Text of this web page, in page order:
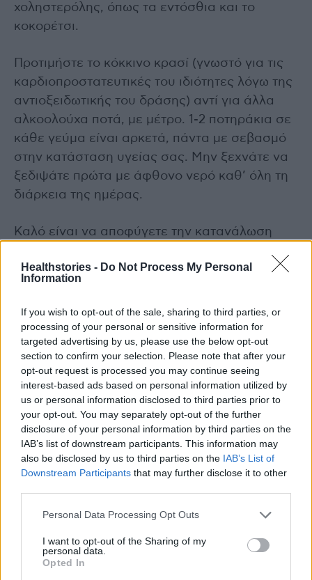
Healthstories - Do Not Process My Personal
Information
If you wish to opt-out of the sale, sharing to third parties, or
processing of your personal or sensitive information for
targeted advertising by us, please use the below opt-out
section to confirm your selection. Please note that after your
opt-out request is processed you may continue seeing
interest-based ads based on personal information utilized by
us or personal information disclosed to third parties prior to
your opt-out. You may separately opt-out of the further
disclosure of your personal information by third parties on the
IAB’s list of downstream participants. This information may
also be disclosed by us to third parties on the IAB’s List of
Downstream Participants that may further disclose it to other
Personal Data Processing Opt Outs
I want to opt-out of the Sharing of my
personal data.
Opted In
χοληστερόλης, όπως τα εντόσθια και το
κοκορέτσι.
Προτιμήστε το κόκκινο κρασί (γνωστό για τις
καρδιοπροστατευτικές του ιδιότητες λόγω της
αντιοξειδωτικής του δράσης) αντί για άλλα
αλκοολούχα ποτά, με μέτρο. 1-2 ποτηράκια σε
κάθε γεύμα είναι αρκετά, πάντα με σεβασμό
στην κατάσταση υγείας σας. Μην ξεχνάτε να
ξεδιψάτε πρώτα με άφθονο νερό καθ’ όλη τη
διάρκεια της ημέρας.
Καλό είναι να αποφύγετε την κατανάλωση
φρούτο ή συνδυασμό φρούτου με γιαούρτι. Αν
παρέλθουν 2-3 ώρες μετά το φαγητό, και
απολαύστε μια μικρή ποσότητα το απόγευμα.
Από την Τρίτη ημέρα του Πάσχα και έπειτα,
επιλέξτε ζυμαρικά, λαδερά, όσπρια, ψάρια και
θαλασσινά, που προσφέρουν πολύτιμα
θρεπτικά συστατικά και είναι πιο φιλικά για το
στομάχι έπειτα από την Πασχαλινή
κρεατοφαγία.
Χαρείτε τις πασχαλινές εορτές με τα
αγαπημένα σας πρόσωπα φροντίζοντας
σωματικό σας βάρος.